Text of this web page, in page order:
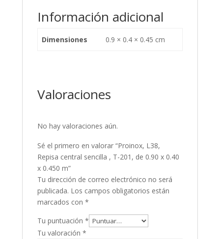
Información adicional
Dimensiones 0.9 × 0.4 × 0.45 cm
Valoraciones
No hay valoraciones aún.
Sé el primero en valorar “Proinox, L38,
Repisa central sencilla , T-201, de 0.90 x 0.40
x 0.450 m”
Tu dirección de correo electrónico no será
publicada. Los campos obligatorios están
marcados con *
Tu puntuación *
Tu valoración *